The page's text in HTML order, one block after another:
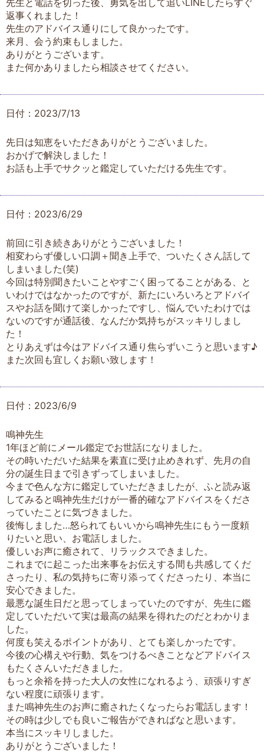
返事くれました！
先生のアドバイス通りにして良かったです。
来月、会う約束もしました。
ありがとうございます。
また何かありましたら相談させてください。
日付：2023/7/13
先日は知恵をいただきありがとうございました。
おかげで解決しました！
お話も上手でサクッと鑑定していただける先生です。
日付：2023/6/29
前回に引き続きありがとうございました！
相変わらず優しい口調＋聞き上手で、ついたくさん話して
しまいました(笑)
今回は特別聞きたいことやすごく困ってることがある、と
いわけではなかったのですが、新たにいろいろとアドバイ
スやお話を聞けて楽しかったですし、悩んでいたわけでは
ないのですが通話後、なんだか気持ちがスッキリしまし
た！
とりあえずは今はアドバイス通り焦らずいこうと思います♪
また次回も宜しくお願い致します！
日付：2023/6/9
鳴神先生
1年ほど前にメール鑑定でお世話になりました。
その時いただいた結果を素直に受け止めきれず、先月の自
分の誕生日まで引きずってしまいました。
今まで色んな方に鑑定していただきましたが、ふと読み返
してみると鳴神先生だけが一番的確なアドバイスをくださ
っていたことに気づきました。
後悔しました…怒られてもいいから鳴神先生にもう一度頼
りたいと思い、お電話しました。
優しいお声に癒されて、リラックスできました。
これまでに起こった出来事をお伝えする間も共感してくだ
さったり、私の気持ちに寄り添ってくださったり、本当に
安心できました。
最悪な誕生日だと思ってしまっていたのですが、先生に鑑
定していただいて実は最高の結果を得れたのだとわかりま
した。
何度も笑えるポイントがあり、とても楽しかったです。
今後の心構えや行動、気をつけるべきことなどアドバイス
もたくさんいただきました。
もっと余裕を持った大人の女性になれるよう、頑張りすぎ
ない程度に頑張ります。
また鳴神先生のお声に癒されたくなったらお電話します！
その時は少しでも良いご報告ができればなと思います。
本当にスッキリしました。
ありがとうございました！